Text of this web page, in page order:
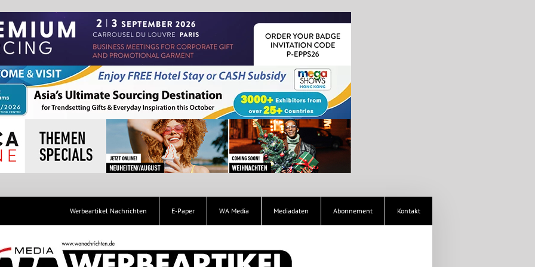
Werbeartikel Nachrichten E-Paper WA Media Mediadaten Abonnement Kontakt